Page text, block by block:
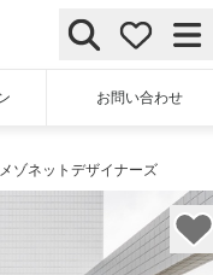
お問い合わせ
ゾネットデザイナーズ